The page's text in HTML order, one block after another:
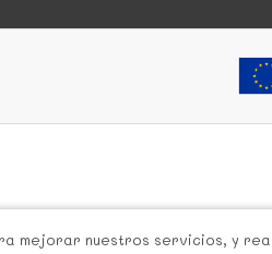
mejorar nuestros servicios, y